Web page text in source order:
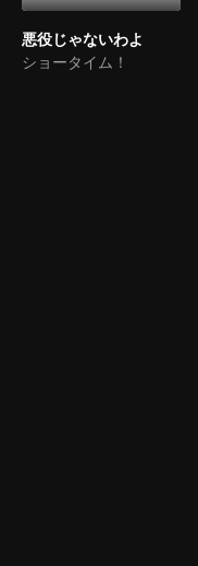
悪役じゃないわよ
ショータイム！